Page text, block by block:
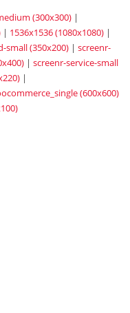
(300x300) |
| 1536x1536 (1080x1080) |
small (350x200) |screenr-
|screenr-service-small
|
(600x600)